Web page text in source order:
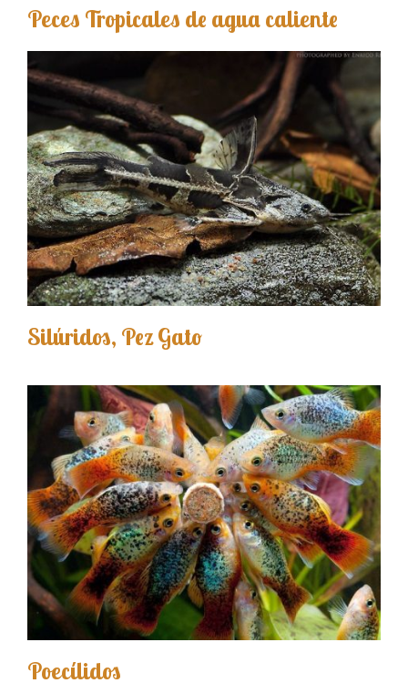
Peces Tropicales de agua caliente
Silúridos, Pez Gato
Poecílidos